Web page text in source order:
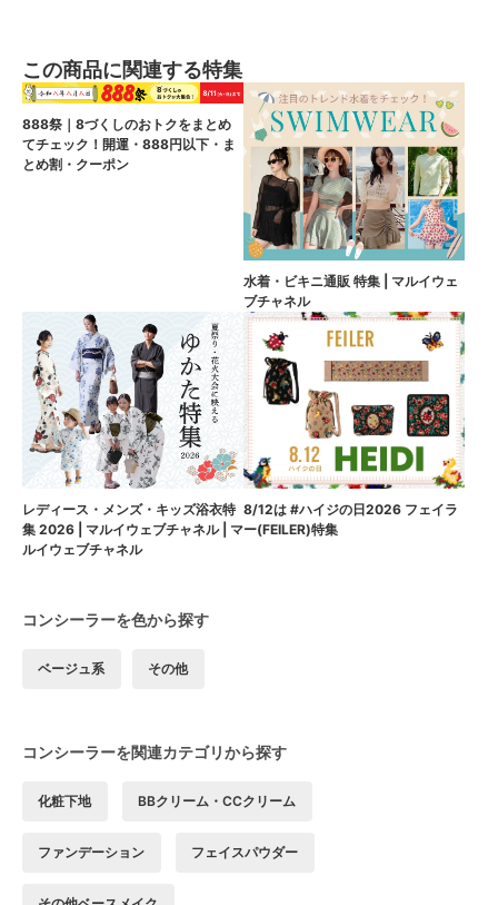
この商品に関連する特集
888祭｜8づくしのおトクをまとめ
てチェック！開運・888円以下・ま
とめ割・クーポン
水着・ビキニ通販 特集 | マルイウェ
ブチャネル
レディース・メンズ・キッズ浴衣特
集 2026 | マルイウェブチャネル | マ
ルイウェブチャネル
8/12は #ハイジの日2026 フェイラ
ー(FEILER)特集
コンシーラーを色から探す
ベージュ系 その他
コンシーラーを関連カテゴリから探す
化粧下地 BBクリーム・CCクリーム
ファンデーション フェイスパウダー